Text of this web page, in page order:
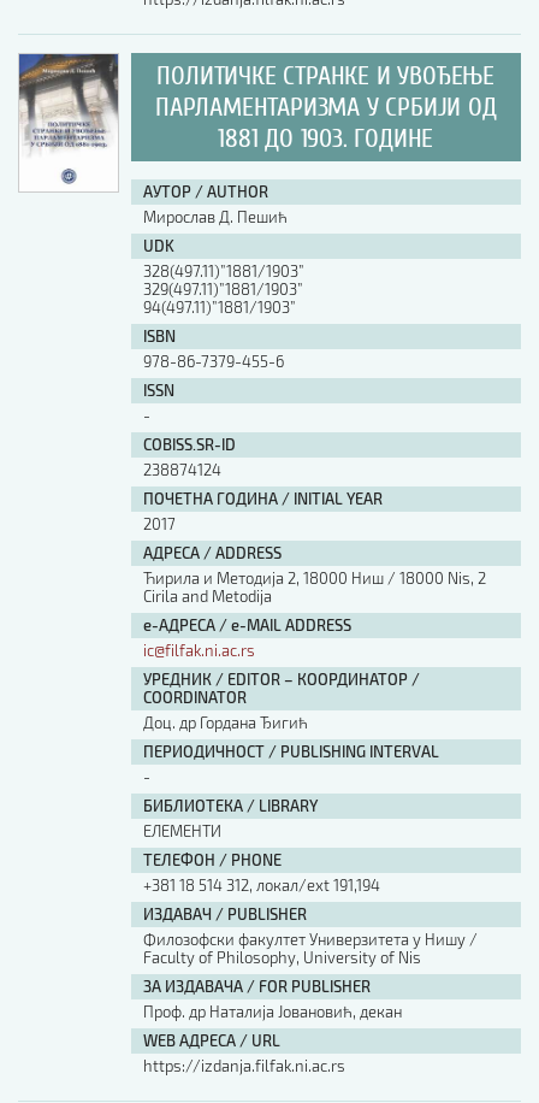
ПОЛИТИЧКЕ СТРАНКЕ И УВОЂЕЊЕ
ПАРЛАМЕНТАРИЗМА У СРБИЈИ ОД
1881 ДО 1903. ГОДИНЕ
АУТОР / AUTHOR
Мирослав Д. Пешић
UDK
328(497.11)”1881/1903”
329(497.11)”1881/1903”
94(497.11)”1881/1903”
ISBN
978-86-7379-455-6
ISSN
-
COBISS.SR-ID
238874124
ПОЧЕТНА ГОДИНА / INITIAL YEAR
2017
АДРЕСА / ADDRESS
Ћирила и Методија 2, 18000 Ниш / 18000 Nis, 2
Cirila and Metodija
е-АДРЕСА / e-MAIL ADDRESS
ic@filfak.ni.ac.rs
УРЕДНИК / EDITOR – КООРДИНАТОР /
COORDINATOR
Доц. др Гордана Ђигић
ПЕРИОДИЧНОСТ / PUBLISHING INTERVAL
-
БИБЛИОТЕКА / LIBRARY
ЕЛЕМЕНТИ
ТЕЛЕФОН / PHONE
+381 18 514 312, локал/ext 191,194
ИЗДАВАЧ / PUBLISHER
Филозофски факултет Универзитета у Нишу /
Faculty of Philosophy, University of Nis
ЗА ИЗДАВАЧА / FOR PUBLISHER
Проф. др Наталија Јовановић, декан
WEB АДРЕСА / URL
https://izdanja.filfak.ni.ac.rs